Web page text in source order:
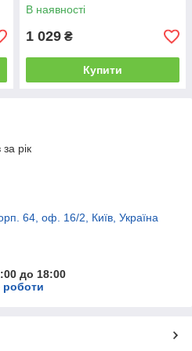
В наявності
1 029 ₴
Купити
рік
64, оф. 16/2, Київ, Україна
до 18:00
роботи